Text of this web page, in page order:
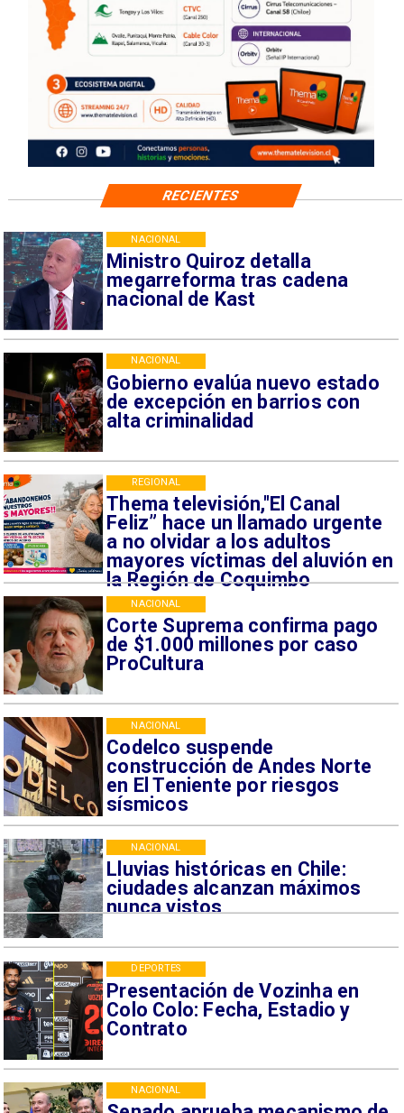
Ministro Quiroz detalla
megarreforma tras cadena
nacional de Kast
NACIONAL
Gobierno evalúa nuevo estado
de excepción en barrios con
alta criminalidad
NACIONAL
Thema televisión,"El Canal
Feliz” hace un llamado urgente
a no olvidar a los adultos
mayores víctimas del aluvión en
la Región de Coquimbo
REGIONAL
Corte Suprema confirma pago
de $1.000 millones por caso
ProCultura
NACIONAL
Codelco suspende
construcción de Andes Norte
en El Teniente por riesgos
sísmicos
NACIONAL
Lluvias históricas en Chile:
ciudades alcanzan máximos
nunca vistos
NACIONAL
Presentación de Vozinha en
Colo Colo: Fecha, Estadio y
Contrato
DEPORTES
NACIONAL
RECIENTES